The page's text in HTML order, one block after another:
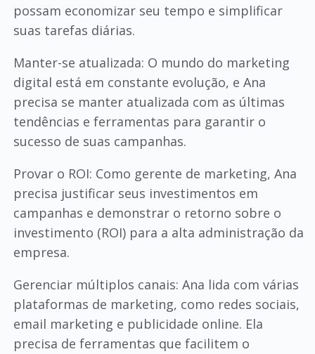
possam economizar seu tempo e simplificar
suas tarefas diárias.
Manter-se atualizada: O mundo do marketing
digital está em constante evolução, e Ana
precisa se manter atualizada com as últimas
tendências e ferramentas para garantir o
sucesso de suas campanhas.
Provar o ROI: Como gerente de marketing, Ana
precisa justificar seus investimentos em
campanhas e demonstrar o retorno sobre o
investimento (ROI) para a alta administração da
empresa.
Gerenciar múltiplos canais: Ana lida com várias
plataformas de marketing, como redes sociais,
email marketing e publicidade online. Ela
precisa de ferramentas que facilitem o